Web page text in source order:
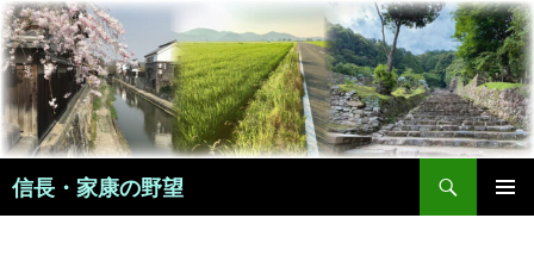
コ
ン
テ
ツ
へ
ス
キ
信長・家康の野望
索